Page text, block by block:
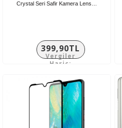
Crystal Seri Safir Kamera Lens…
399,90TL
Vergiler
Hariç: